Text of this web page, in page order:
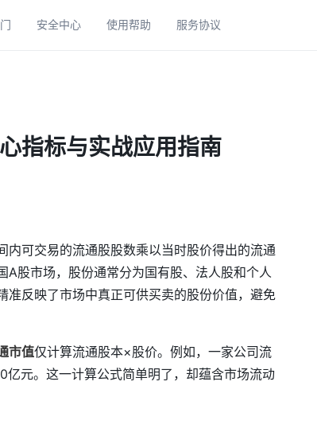
安全中心 使用帮助 服务协议
指标与实战应用指南
内可交易的流通股股数乘以当时股价得出的流通
股市场，股份通常分为国有股、法人股和个人
准反映了市场中真正可供买卖的股份价值，避免
市值仅计算流通股本×股价。例如，一家公司流
元。这一计算公式简单明了，却蕴含市场流动